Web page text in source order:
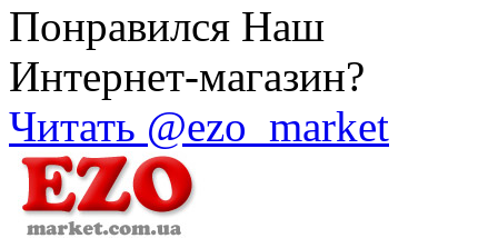
Понравился Наш
Интернет-магазин?
Читать @ezo_market